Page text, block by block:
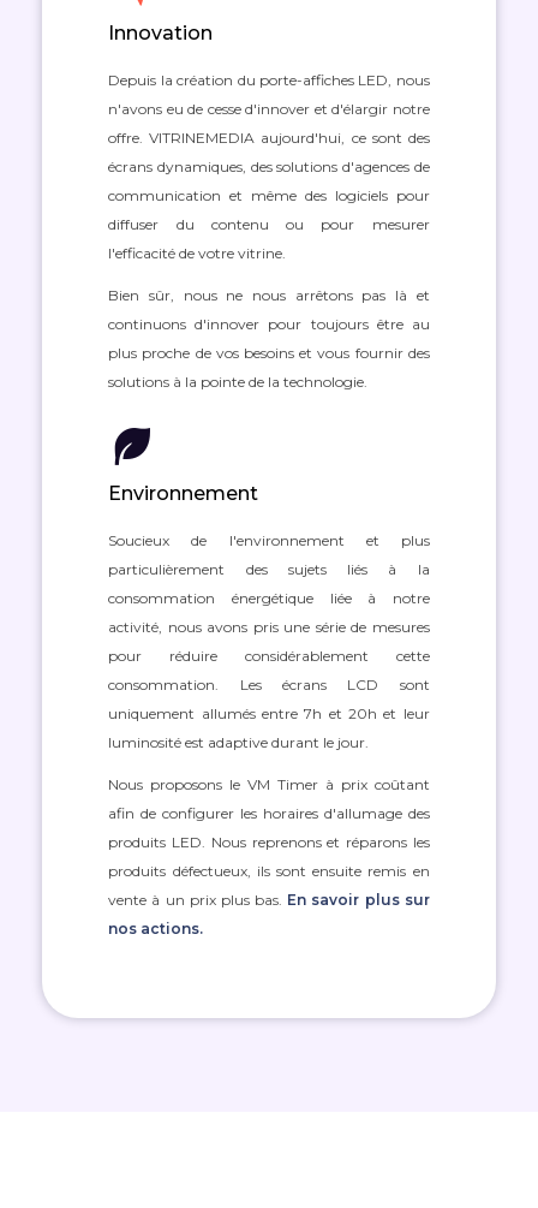
Innovation
Depuis la création du porte-affiches LED, nous
n'avons eu de cesse d'innover et d'élargir notre
offre. VITRINEMEDIA aujourd'hui, ce sont des
écrans dynamiques, des solutions d'agences de
communication et même des logiciels pour
diffuser du contenu ou pour mesurer
l'efficacité de votre vitrine.
Bien sûr, nous ne nous arrêtons pas là et
continuons d'innover pour toujours être au
plus proche de vos besoins et vous fournir des
solutions à la pointe de la technologie.
Environnement
Soucieux de l'environnement et plus
particulièrement des sujets liés à la
consommation énergétique liée à notre
activité, nous avons pris une série de mesures
pour réduire considérablement cette
consommation. Les écrans LCD sont
uniquement allumés entre 7h et 20h et leur
luminosité est adaptive durant le jour.
Nous proposons le VM Timer à prix coûtant
afin de configurer les horaires d'allumage des
produits LED. Nous reprenons et réparons les
produits défectueux, ils sont ensuite remis en
vente à un prix plus bas. En savoir plus sur
nos actions.